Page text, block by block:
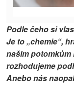
Podle čeho si
Je to „chemie“,
našim
rozhodujeme
Anebo nás